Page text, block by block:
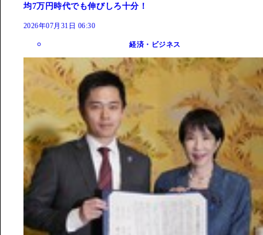
均7万円時代でも伸びしろ十分！
2026年07月31日 06:30
経済・ビジネス